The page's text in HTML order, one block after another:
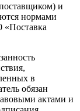
и
нормами
«Поставка
в
обязан
актами и